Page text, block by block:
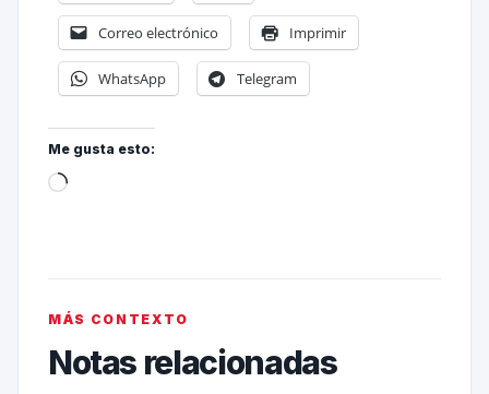
Correo electrónico Imprimir
WhatsApp Telegram
Me gusta esto:
MÁS CONTEXTO
Notas relacionadas